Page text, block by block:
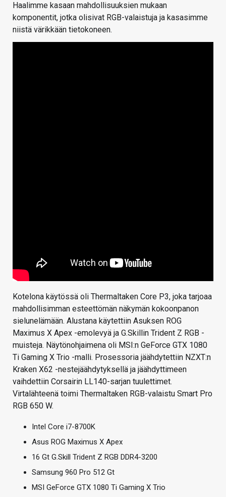
Haalimme kasaan mahdollisuuksien mukaan
komponentit, jotka olisivat RGB-valaistuja ja kasasimme
niistä värikkään tietokoneen.
Kotelona käytössä oli Thermaltaken Core P3, joka tarjoaa
mahdollisimman esteettömän näkymän kokoonpanon
sielunelämään. Alustana käytettiin Asuksen ROG
Maximus X Apex -emolevyä ja G.Skillin Trident Z RGB -
muisteja. Näytönohjaimena oli MSI:n GeForce GTX 1080
Ti Gaming X Trio -malli. Prosessoria jäähdytettiin NZXT:n
Kraken X62 -nestejäähdytyksellä ja jäähdyttimeen
vaihdettiin Corsairin LL140-sarjan tuulettimet.
Virtalähteenä toimi Thermaltaken RGB-valaistu Smart Pro
RGB 650 W.
Intel Core i7-8700K
Asus ROG Maximus X Apex
16 Gt G.Skill Trident Z RGB DDR4-3200
Samsung 960 Pro 512 Gt
MSI GeForce GTX 1080 Ti Gaming X Trio